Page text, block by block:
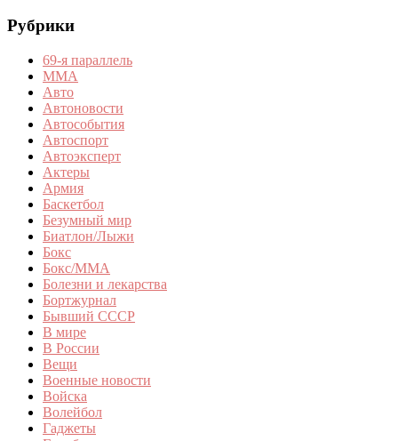
Рубрики
69-я параллель
MMA
Авто
Автоновости
Автособытия
Автоспорт
Автоэксперт
Актеры
Армия
Баскетбол
Безумный мир
Биатлон/Лыжи
Бокс
Бокс/MMA
Болезни и лекарства
Бортжурнал
Бывший СССР
В мире
В России
Вещи
Военные новости
Войска
Волейбол
Гаджеты